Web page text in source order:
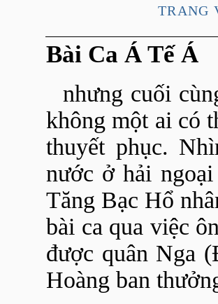
TRANG
Bài Ca Á Tế Á
nhưng cuối
không một ai có
thuyết phục.
nước ở hải
Tăng Bạc Hổ
bài ca qua việc
được quân Nga
Hoàng ban